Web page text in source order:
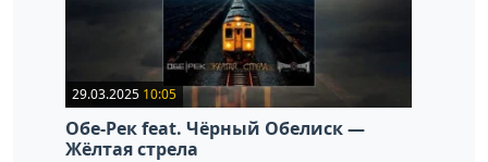
29.03.2025 10:05
Обе-Рек feat. Чёрный Обелиск —
Жёлтая стрела